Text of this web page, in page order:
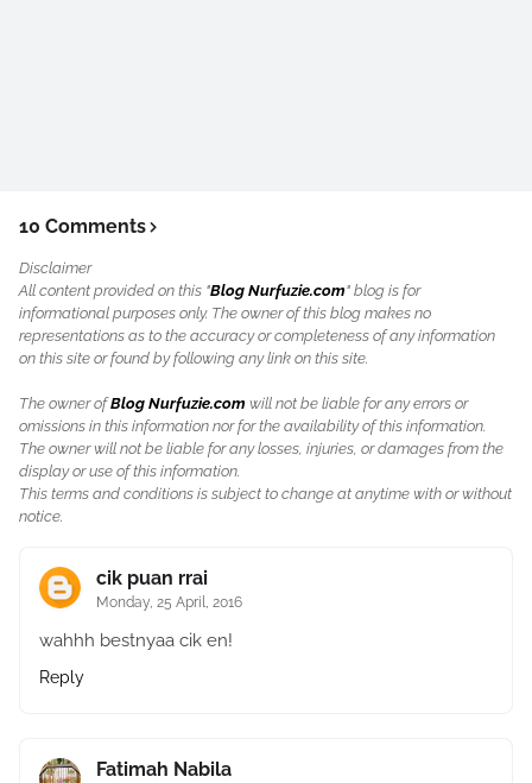
10 Comments
Disclaimer
All content provided on this "Blog Nurfuzie.com" blog is for
informational purposes only. The owner of this blog makes no
representations as to the accuracy or completeness of any information
on this site or found by following any link on this site.
The owner ofBlog Nurfuzie.com will not be liable for any errors or
omissions in this information nor for the availability of this information.
The owner will not be liable for any losses, injuries, or damages from the
display or use of this information.
This terms and conditions is subject to change at anytime with or without
notice.
cik puan rrai
Monday, 25 April, 2016
wahhh bestnyaa cik en!
Reply
Fatimah Nabila